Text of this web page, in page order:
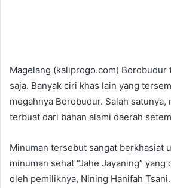
Magelang (kaliprogo.com) Borobudur
saja. Banyak ciri khas lain yang
megahnya Borobudur. Salah satunya,
terbuat dari bahan alami daerah
Minuman tersebut sangat berkhasiat
minuman sehat “Jahe Jayaning”
oleh pemiliknya, Nining Hanifah